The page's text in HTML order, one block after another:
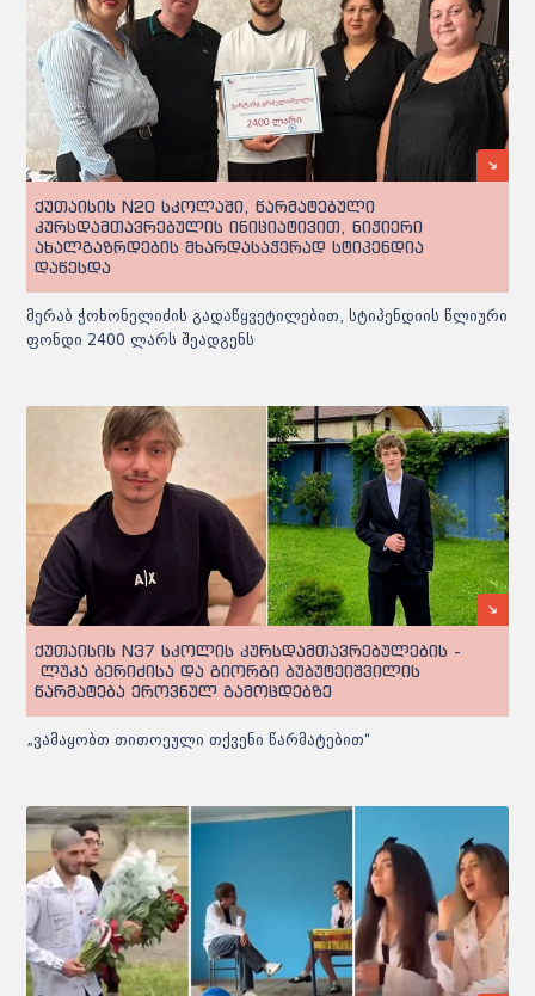
ქუთაისის N20 სკოლაში, წარმატებული
კურსდამთავრებულის ინიციატივით, ნიჭიერი
ახალგაზრდების მხარდასაჭერად სტიპენდია
დაწესდა
მერაბ ჭოხონელიძის გადაწყვეტილებით, სტიპენდიის წლიური
ფონდი 2400 ლარს შეადგენს
ქუთაისის N37 სკოლის კურსდამთავრებულების -
ლუკა ბერიძისა და გიორგი ბუბუტეიშვილის
წარმატება ეროვნულ გამოცდებზე
„ვამაყობთ თითოეული თქვენი წარმატებით“